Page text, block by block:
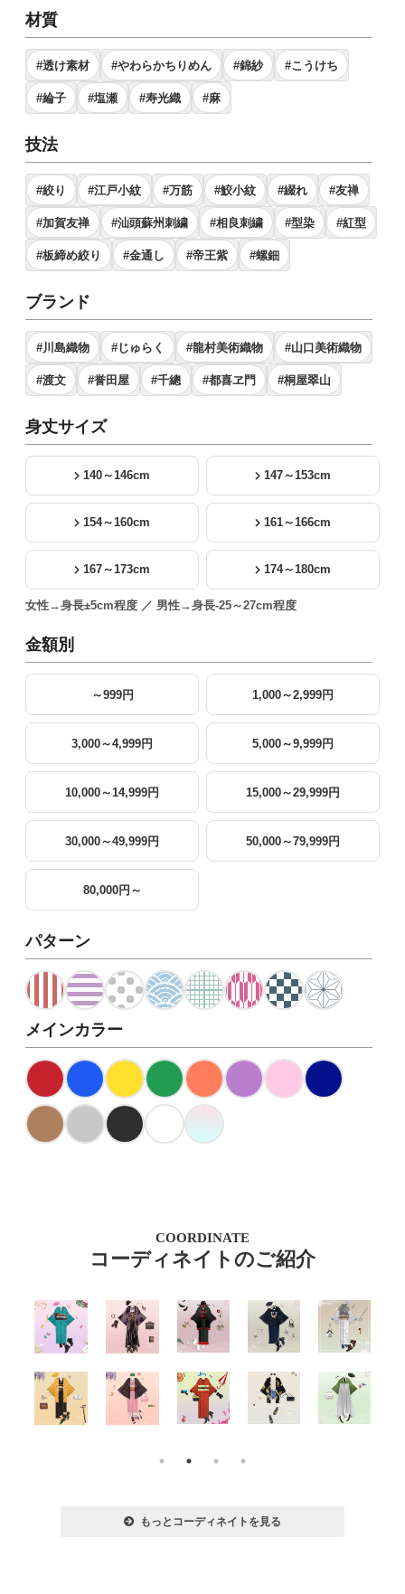
材質
#透け素材 #やわらかちりめん #錦紗 #こうけち
#綸子 #塩瀬 #寿光織 #麻
技法
#絞り #江戸小紋 #万筋 #鮫小紋 #綴れ #友禅
#加賀友禅 #汕頭蘇州刺繍 #相良刺繍 #型染 #紅型
#板締め絞り #金通し #帝王紫 #螺鈿
ブランド
#川島織物 #じゅらく #龍村美術織物 #山口美術織物
#渡文 #誉田屋 #千總 #都喜ヱ門 #桐屋翠山
身丈サイズ
140～146cm 147～153cm
154～160cm 161～166cm
167～173cm 174～180cm
女性→身長±5cm程度 ／ 男性→身長-25～27cm程度
金額別
～999円 1,000～2,999円
3,000～4,999円 5,000～9,999円
10,000～14,999円 15,000～29,999円
30,000～49,999円 50,000～79,999円
80,000円～
パターン
メインカラー
COORDINATE
コーディネイトのご紹介
もっとコーディネイトを見る